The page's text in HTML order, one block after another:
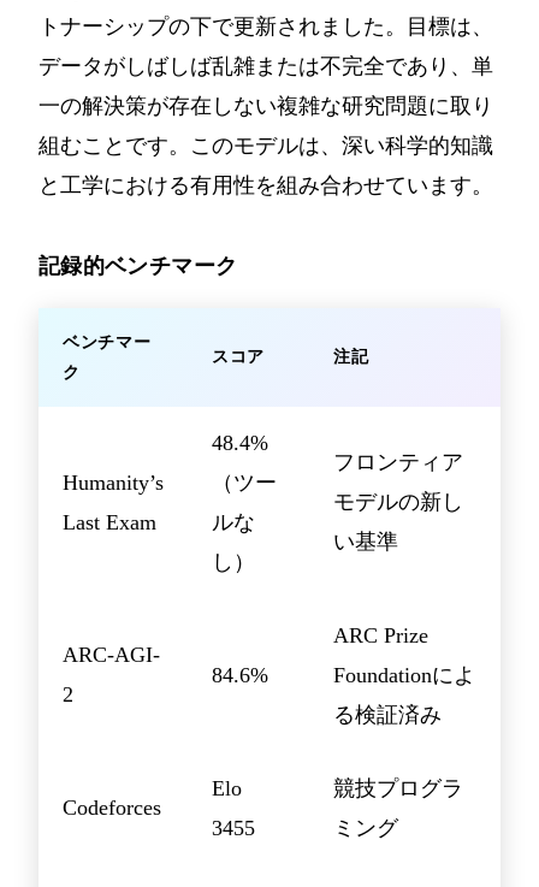
トナーシップの下で更新されました。目標は、
データがしばしば乱雑または不完全であり、単
一の解決策が存在しない複雑な研究問題に取り
組むことです。このモデルは、深い科学的知識
と工学における有用性を組み合わせています。
記録的ベンチマーク
ベンチマー
ク
スコア 注記
Humanity’s
Last Exam
48.4%
（ツー
ルな
し）
フロンティア
モデルの新し
い基準
ARC-AGI-
2
84.6%
ARC Prize
Foundationによ
る検証済み
Codeforces
Elo
3455
競技プログラ
ミング